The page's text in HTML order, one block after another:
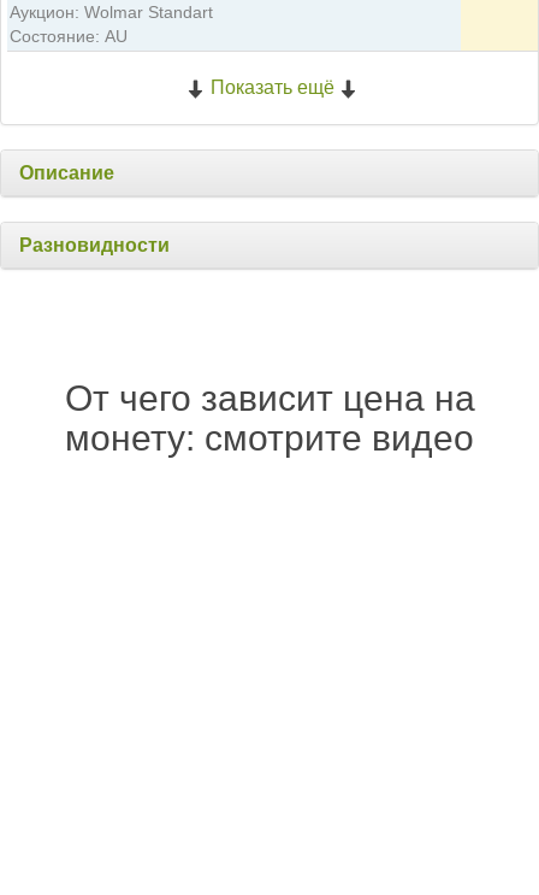
Аукцион: Wolmar Standart
Состояние: AU
Показать ещё
Описание
Разновидности
От чего зависит цена на
монету: смотрите видео